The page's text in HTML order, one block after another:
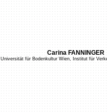
Carina FANNINGER
Universität für Bodenkultur Wien, Institut für